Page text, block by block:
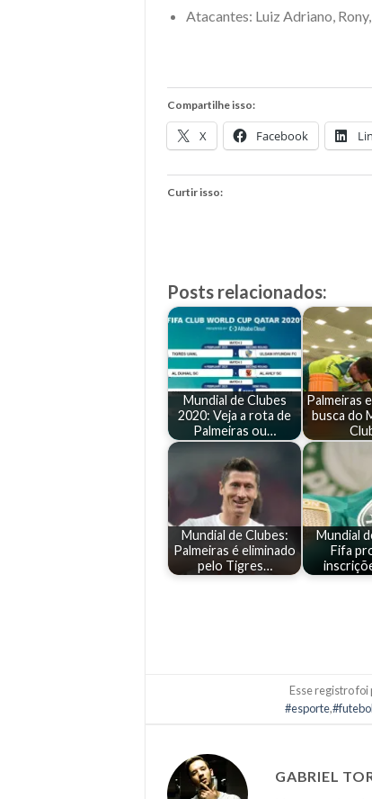
Atacantes: Luiz Adriano,
Compartilhe isso:
X Facebook
Curtir isso:
Posts relacionados:
Mundial de Clubes
2020: Veja a rota de
Palmeiras ou…
Palmeiras
busca do
Mundial de Clubes:
Palmeiras é eliminado
pelo Tigres…
Mundial
Fifa
Esse registro foi
#esporte,#futebol
GABRIEL